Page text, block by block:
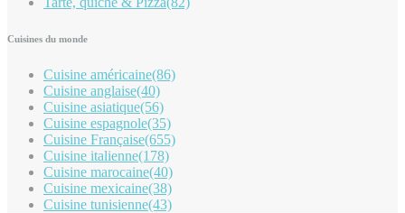
Cuisines du monde
Cuisine américaine(86)
Cuisine anglaise(40)
Cuisine asiatique(56)
Cuisine espagnole(35)
Cuisine Française(655)
Cuisine italienne(178)
Cuisine marocaine(40)
Cuisine mexicaine(38)
Cuisine tunisienne(43)